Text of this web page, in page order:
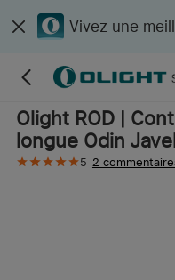
Vivez une
Olight ROD |
longue Odin
5 2